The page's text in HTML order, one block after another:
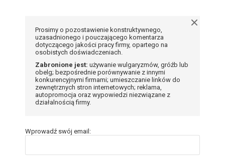
Prosimy o pozostawienie konstruktywnego,
uzasadnionego i pouczającego komentarza
dotyczącego jakości pracy firmy, opartego na
osobistych doświadczeniach.
Zabronione jest: używanie wulgaryzmów, gróźb lub
obelg; bezpośrednie porównywanie z innymi
konkurencyjnymi firmami; umieszczanie linków do
zewnętrznych stron internetowych; reklama,
autopromocja oraz wypowiedzi niezwiązane z
działalnością firmy.
Wprowadź swój email: